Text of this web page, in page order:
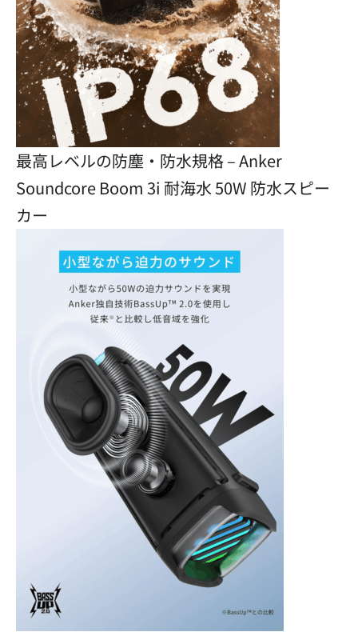
最高レベルの防塵・防水規格 – Anker
Soundcore Boom 3i 耐海水 50W 防水スピー
カー